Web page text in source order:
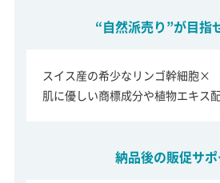
“自然派売り”が目指
スイス産の希少なリンゴ幹細胞×
肌に優しい商標成分や植物エキス
納品後の販促サポ